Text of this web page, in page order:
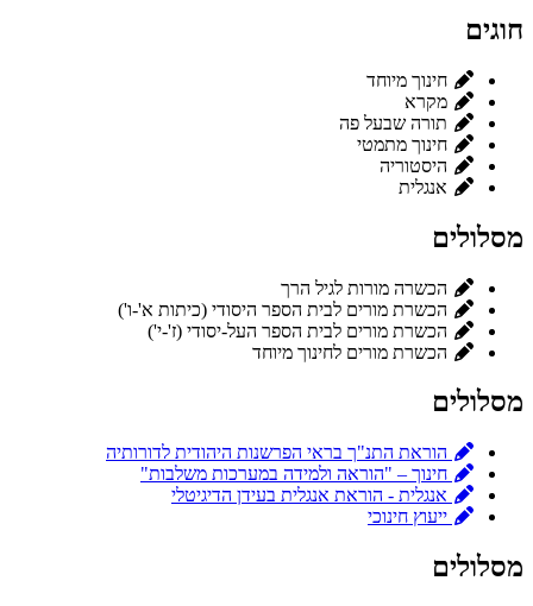
חוגים
חינוך מיוחד
מקרא
תורה שבעל פה
חינוך מתמטי
היסטוריה
אנגלית
מסלולים
הכשרה מורות לגיל הרך
הכשרת מורים לבית הספר היסודי (כיתות א'-ו')
הכשרת מורים לבית הספר העל-יסודי (ז'-י')
הכשרת מורים לחינוך מיוחד
מסלולים
הוראת התנ"ך בראי הפרשנות היהודית לדורותיה
חינוך – "הוראה ולמידה במערכות משלבות"
אנגלית - הוראת אנגלית בעידן הדיגיטלי
ייעוץ חינוכי
מסלולים